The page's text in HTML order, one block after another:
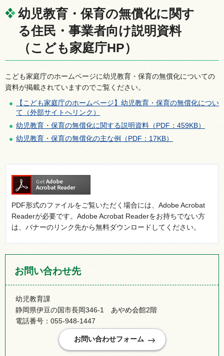
幼児教育・保育の無償化に関す
る住民・事業者向け説明資料
（こども家庭庁HP）
こども家庭庁のホームページに幼児教育・保育の無償化についての
資料が掲載されていますのでご覧ください。
【こども家庭庁のホームページ】幼児教育・保育の無償化につい
て（外部サイトへリンク）
幼児教育・保育の無償化に関する説明資料（PDF：459KB）
幼児教育・保育の無償化の主な例（PDF：17KB）
PDF形式のファイルをご覧いただく場合には、Adobe Acrobat
Readerが必要です。Adobe Acrobat Readerをお持ちでない方
は、バナーのリンク先から無料ダウンロードしてください。
お問い合わせ先
幼児教育課
静岡県伊豆の国市長岡346-1 あやめ会館2階
電話番号：055-948-1447